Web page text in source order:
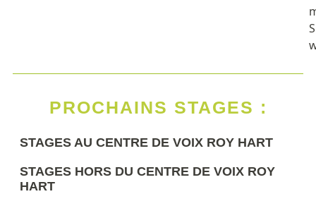
PROCHAINS STAGES :
STAGES AU CENTRE DE VOIX ROY HART
STAGES HORS DU CENTRE DE VOIX ROY
HART